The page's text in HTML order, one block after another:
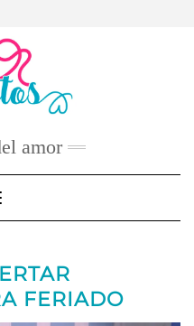
PINTEREST
amor
Navigation
FERIADO